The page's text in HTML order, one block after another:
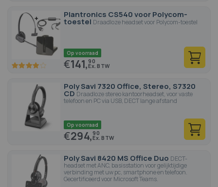
Plantronics CS540 voor Polycom-
toestel Draadloze headset voor Polycom-toestel
80 100
Op voorraad
€141,90
Poly Savi 7320 Office, Stereo, S7320
CD Draadloze stereo kantoorheadset, voor vaste
telefoon en PC via USB, DECT lange afstand
Op voorraad
€294,90
Poly Savi 8420 MS Office Duo DECT-
headset met ANC, basisstation voor gelijktijdige
verbinding met uw pc, smartphone en telefoon.
Gecertificeerd voor Microsoft Teams.